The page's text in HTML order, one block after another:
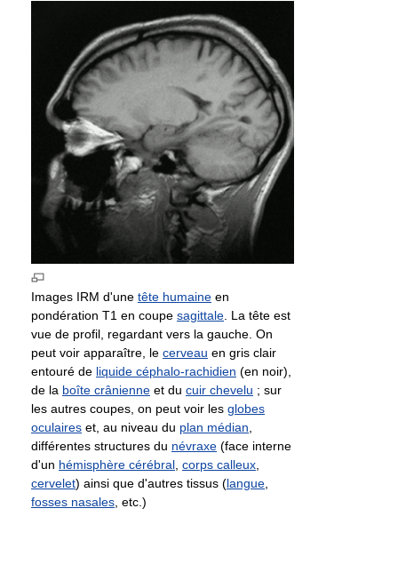
Images IRM d'une tête humaine en
pondération T1 en coupe sagittale . La tête est
vue de profil, regardant vers la gauche. On
peut voir apparaître, le cerveau en gris clair
entouré de liquide céphalo-rachidien (en noir),
de la boîte crânienne et du cuir chevelu ; sur
les autres coupes, on peut voir les globes
oculaires et, au niveau du plan médian
différentes structures du névraxe (face interne
d'un hémisphère cérébral corps calleux
cervelet) ainsi que d'autres tissus (langue
fosses nasales , etc.)